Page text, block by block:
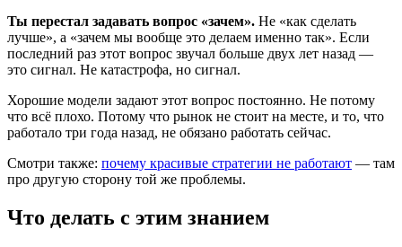
Ты перестал задавать вопрос «зачем». Не «как сделать
лучше», а «зачем мы вообще это делаем именно так». Если
последний раз этот вопрос звучал больше двух лет назад —
это сигнал. Не катастрофа, но сигнал.
Хорошие модели задают этот вопрос постоянно. Не потому
что всё плохо. Потому что рынок не стоит на месте, и то, что
работало три года назад, не обязано работать сейчас.
Смотри также: почему красивые стратегии не работают — там
про другую сторону той же проблемы.
Что делать с этим знанием